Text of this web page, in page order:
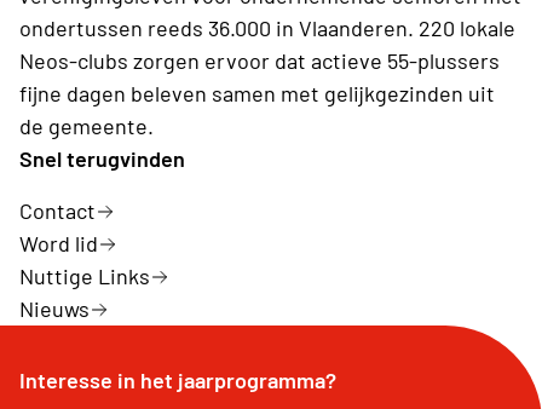
ondertussen reeds 36.000 in Vlaanderen. 220 lokale
Neos-clubs zorgen ervoor dat actieve 55-plussers
fijne dagen beleven samen met gelijkgezinden uit
de gemeente.
Snel terugvinden
Contact
Word lid
Nuttige Links
Nieuws
Interesse in het jaarprogramma?